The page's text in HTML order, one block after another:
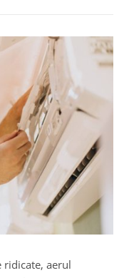
ridicate, aerul